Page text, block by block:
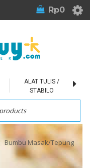
Rp0
ALAT TULIS /
STABILO
Bumbu Masak/Tepung